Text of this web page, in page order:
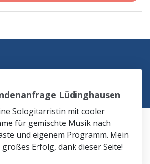
Lüdinghausen
Sologitarristin mit cooler
für gemischte Musik nach
und eigenem Programm. Mein
Erfolg, dank dieser Seite!